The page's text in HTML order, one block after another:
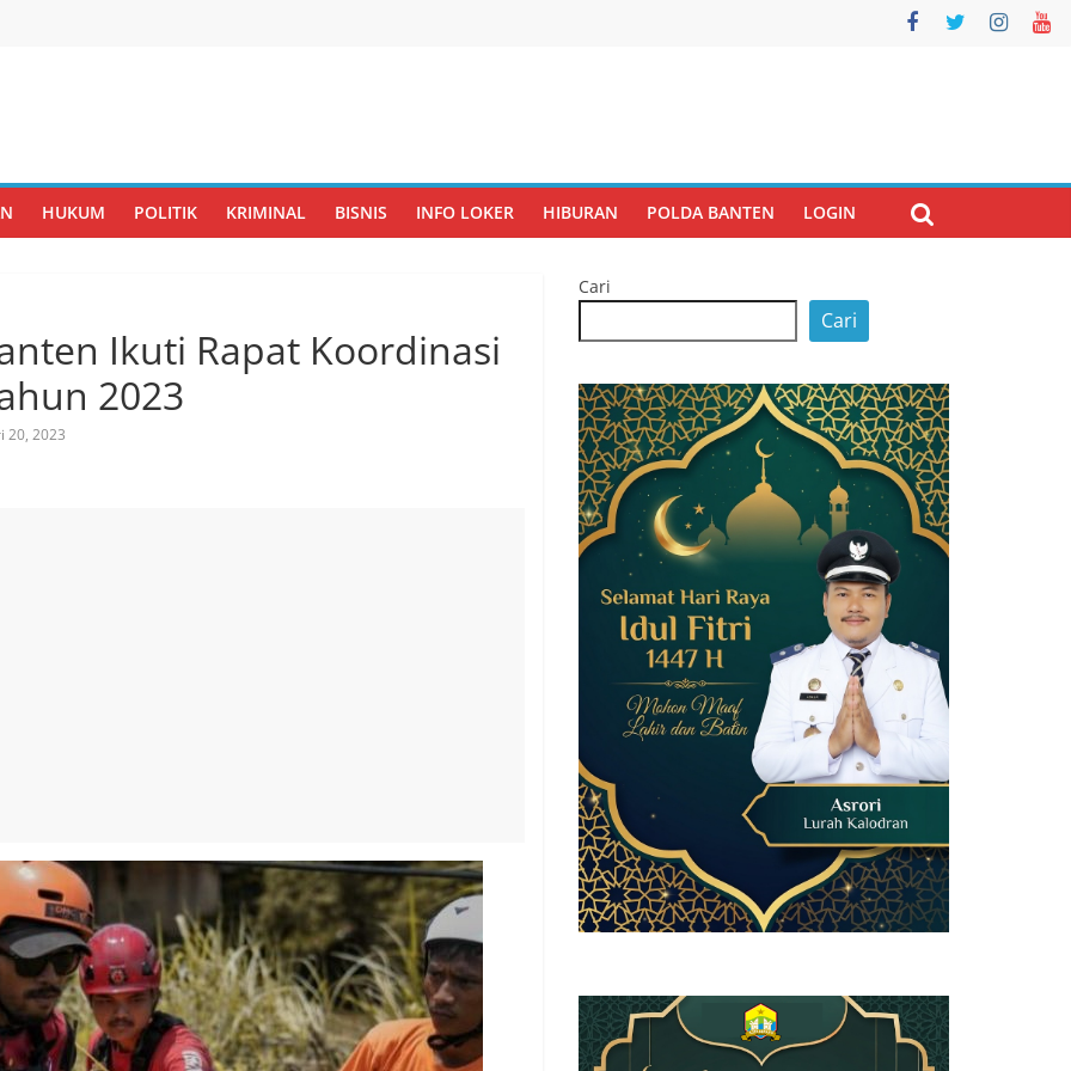
HUKUM POLITIK KRIMINAL BISNIS INFO LOKER HIBURAN POLDA BANTEN LOGIN
Ikuti Rapat Koordinasi
2023
20, 2023
Cari
Cari